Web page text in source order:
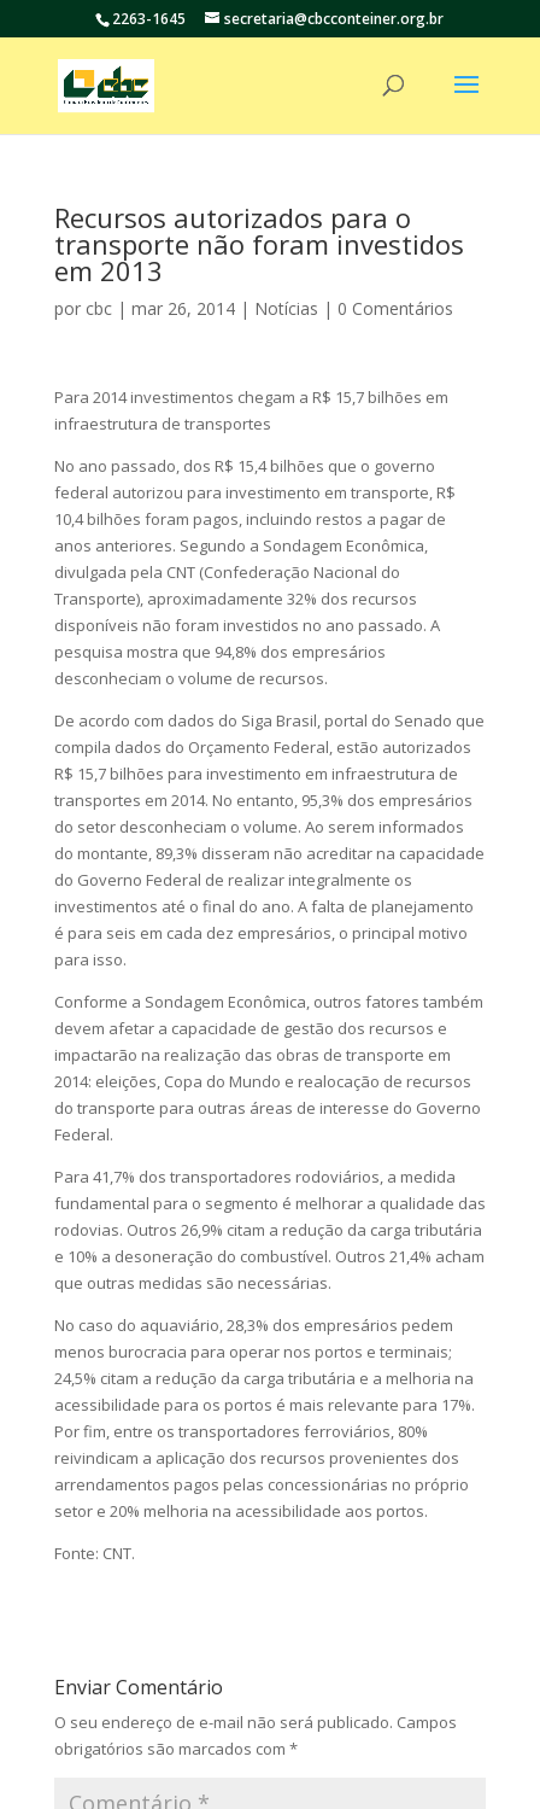
2263-1645 secretaria@cbcconteiner.org.br
Recursos autorizados para o
transporte não foram investidos
em 2013
por cbc| mar 26, 2014| Notícias | 0 Comentários
Para 2014 investimentos chegam a R$ 15,7 bilhões em
infraestrutura de transportes
No ano passado, dos R$ 15,4 bilhões que o governo
federal autorizou para investimento em transporte, R$
10,4 bilhões foram pagos, incluindo restos a pagar de
anos anteriores. Segundo a Sondagem Econômica,
divulgada pela CNT (Confederação Nacional do
Transporte), aproximadamente 32% dos recursos
disponíveis não foram investidos no ano passado. A
pesquisa mostra que 94,8% dos empresários
desconheciam o volume de recursos.
De acordo com dados do Siga Brasil, portal do Senado que
compila dados do Orçamento Federal, estão autorizados
R$ 15,7 bilhões para investimento em infraestrutura de
transportes em 2014. No entanto, 95,3% dos empresários
do setor desconheciam o volume. Ao serem informados
do montante, 89,3% disseram não acreditar na capacidade
do Governo Federal de realizar integralmente os
investimentos até o final do ano. A falta de planejamento
é para seis em cada dez empresários, o principal motivo
para isso.
Conforme a Sondagem Econômica, outros fatores também
devem afetar a capacidade de gestão dos recursos e
impactarão na realização das obras de transporte em
2014: eleições, Copa do Mundo e realocação de recursos
do transporte para outras áreas de interesse do Governo
Federal.
Para 41,7% dos transportadores rodoviários, a medida
fundamental para o segmento é melhorar a qualidade das
rodovias. Outros 26,9% citam a redução da carga tributária
e 10% a desoneração do combustível. Outros 21,4% acham
que outras medidas são necessárias.
No caso do aquaviário, 28,3% dos empresários pedem
menos burocracia para operar nos portos e terminais;
24,5% citam a redução da carga tributária e a melhoria na
acessibilidade para os portos é mais relevante para 17%.
Por fim, entre os transportadores ferroviários, 80%
reivindicam a aplicação dos recursos provenientes dos
arrendamentos pagos pelas concessionárias no próprio
setor e 20% melhoria na acessibilidade aos portos.
Fonte: CNT.
Enviar Comentário
O seu endereço de e-mail não será publicado. Campos
obrigatórios são marcados com *